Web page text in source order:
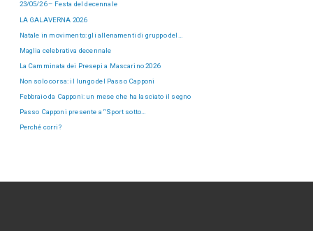
23/05/26 – Festa del decennale
LA GALAVERNA 2026
Natale in movimento: gli allenamenti di gruppo del…
Maglia celebrativa decennale
La Camminata dei Presepi a Mascarino 2026
Non solo corsa: il lungo del Passo Capponi
Febbraio da Capponi: un mese che ha lasciato il segno
Passo Capponi presente a “Sport sotto…
Perché corri?